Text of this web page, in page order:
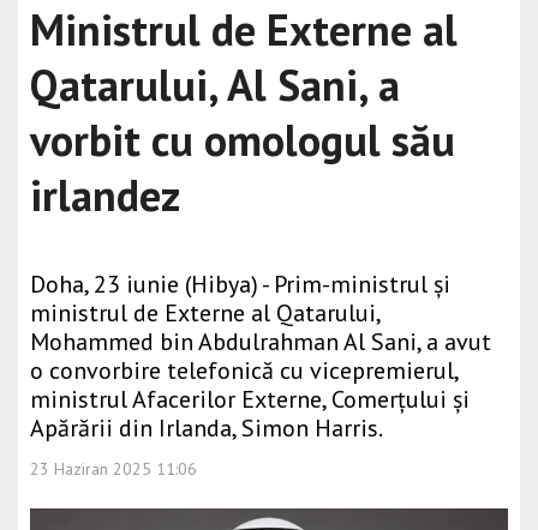
Ministrul de Externe al
Qatarului, Al Sani, a
vorbit cu omologul său
irlandez
Doha, 23 iunie (Hibya) - Prim-ministrul și
ministrul de Externe al Qatarului,
Mohammed bin Abdulrahman Al Sani, a avut
o convorbire telefonică cu vicepremierul,
ministrul Afacerilor Externe, Comerțului și
Apărării din Irlanda, Simon Harris.
23 Haziran 2025 11:06